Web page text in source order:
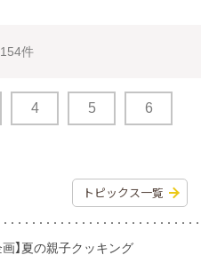
件
4 5 6
トピックス一覧
画】夏の親子クッキング